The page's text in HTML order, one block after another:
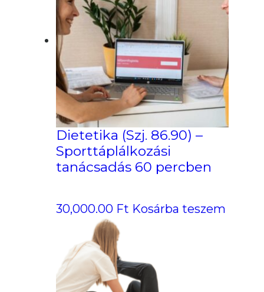
Dietetika (Szj. 86.90) –
Sporttáplálkozási
tanácsadás 60 percben
30,000.00 Ft Kosárba teszem